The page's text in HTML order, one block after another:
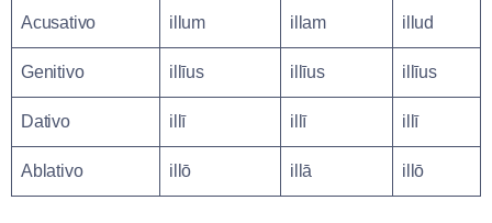
Acusativo illum illam illud
Genitivo illīus illīus illīus
Dativo illī illī illī
Ablativo illō illā illō